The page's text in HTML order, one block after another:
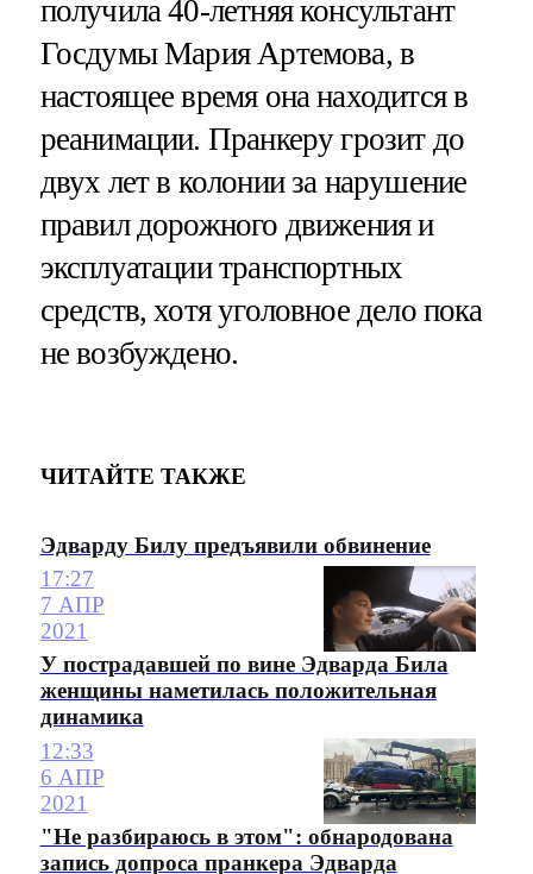
получила 40-летняя консультант
Госдумы Мария Артемова, в
настоящее время она находится в
реанимации. Пранкеру грозит до
двух лет в колонии за нарушение
правил дорожного движения и
эксплуатации транспортных
средств, хотя уголовное дело пока
не возбуждено.
ЧИТАЙТЕ ТАКЖЕ
Эдварду Билу предъявили обвинение
17:27
7 АПР
2021
У пострадавшей по вине Эдварда Била
женщины наметилась положительная
динамика
12:33
6 АПР
2021
"Не разбираюсь в этом": обнародована
запись допроса пранкера Эдварда